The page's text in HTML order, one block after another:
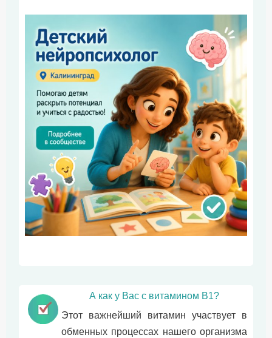
А как у Вас с витамином B1?
Этот важнейший витамин участвует в
обменных процессах нашего организма